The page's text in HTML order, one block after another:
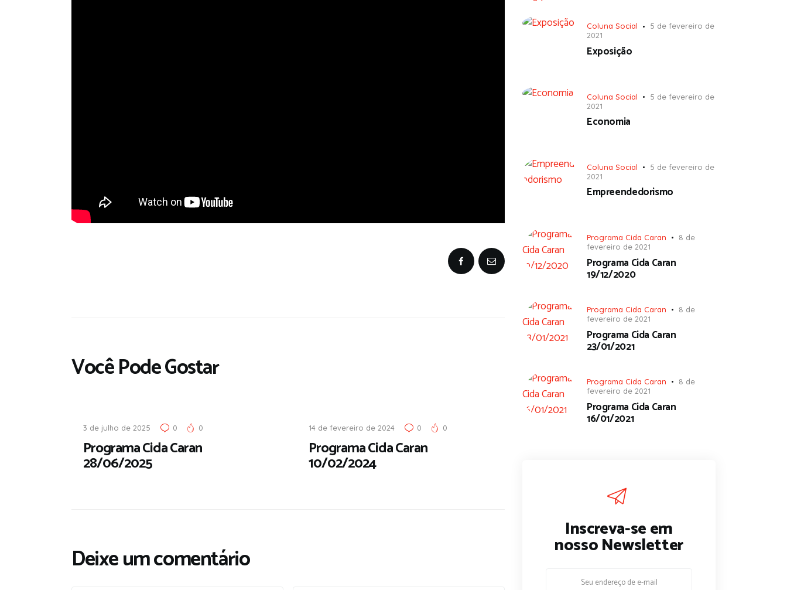
Você Pode Gostar
3 de julho de 2025 0 0
Programa Cida Caran
28/06/2025
14 de fevereiro de 2024 0 0
Programa Cida Caran
10/02/2024
Deixe um comentário
Coluna Social
5 de fevereiro de
2021
Exposição
Coluna Social
5 de fevereiro de
2021
Economia
Coluna Social
5 de fevereiro de
2021
Empreendedorismo
Programa Cida Caran
8 de
fevereiro de 2021
Programa Cida Caran
19/12/2020
Programa Cida Caran
8 de
fevereiro de 2021
Programa Cida Caran
23/01/2021
Programa Cida Caran
8 de
fevereiro de 2021
Programa Cida Caran
16/01/2021
Inscreva-se em
nosso Newsletter